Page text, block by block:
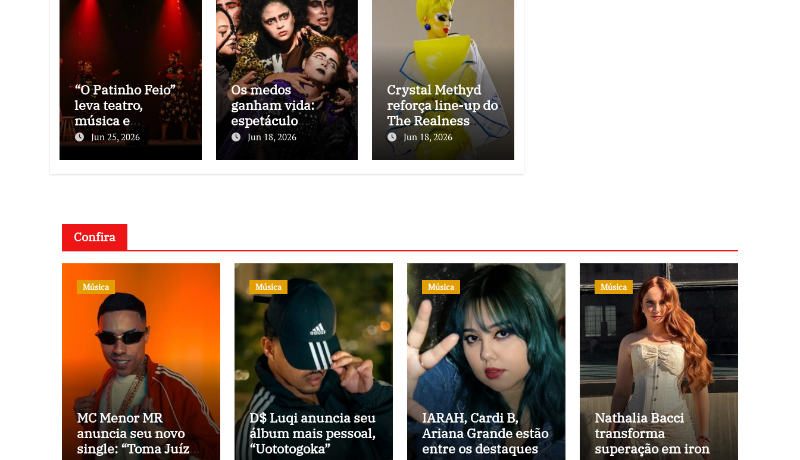
“O Patinho Feio”
leva teatro,
música e
literatura de
cordel a unidades
Jun 25, 2026
Os medos
ganham vida:
espetáculo
“Nictofobia” une
contos de Edgar
Jun 18, 2026
Crystal Methyd
reforça line-up do
The Realness
Festival 2026 em
celebração à arte
Jun 18, 2026
Confira
Música
MC Menor MR
anuncia seu novo
single: “Toma Juízo
Música
D$ Luqi anuncia seu
álbum mais pessoal,
“Uototogoka”
Música
IARAH, Cardi B,
Ariana Grande estão
entre os destaques
Música
Nathalia Bacci
transforma
superação em ironia